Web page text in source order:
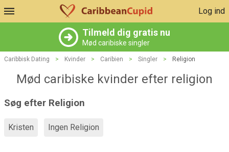
Log ind
Tilmeld dig gratis nu
Mød caribiske singler
Caribbisk Dating > Kvinder > Caribien > Singler > Religion
Mød caribiske kvinder efter religion
Søg efter Religion
Kristen Ingen Religion